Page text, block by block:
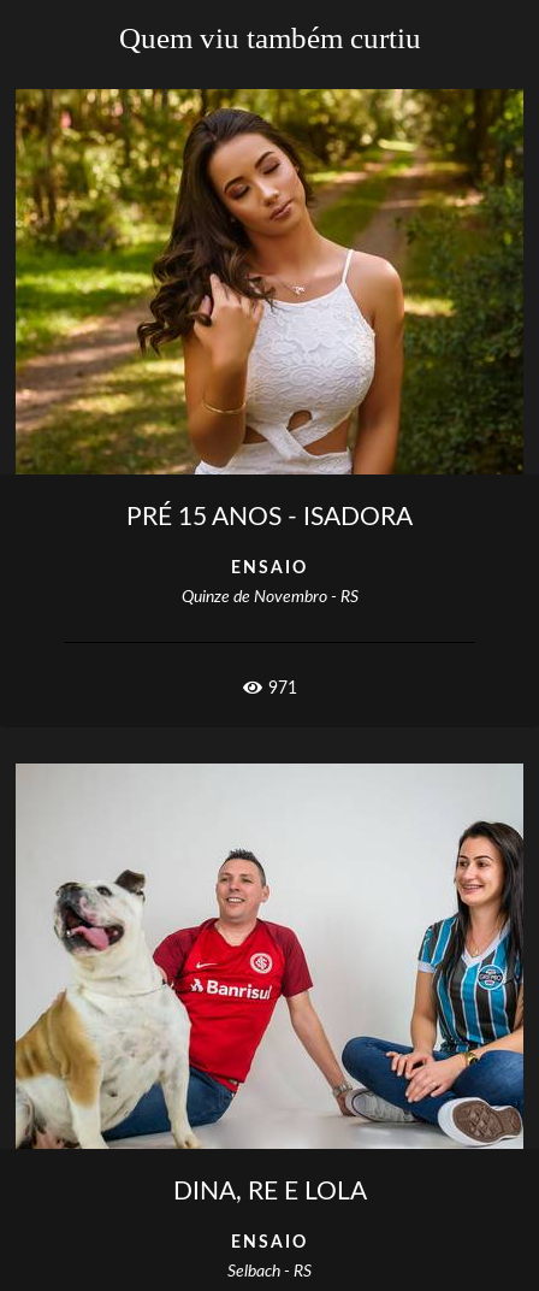
Quem viu também curtiu
PRÉ 15 ANOS - ISADORA
ENSAIO
Quinze de Novembro - RS
971
DINA, RE E LOLA
ENSAIO
Selbach - RS